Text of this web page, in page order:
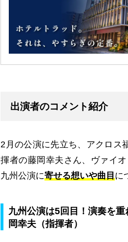
出演者のコメント紹介
2月の公演に先立ち、アクロス
揮者の藤岡幸夫さん、ヴァイ
九州公演に寄せる想いや曲目 に
九州公演は5回目！演奏を
岡幸夫（指揮者）